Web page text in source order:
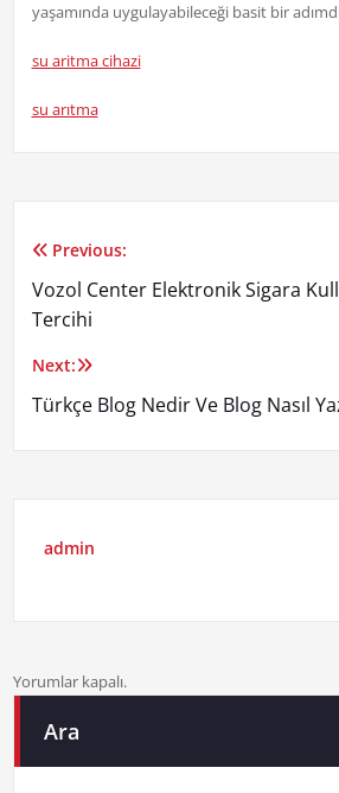
yaşamında uygulayabileceği basit bir
su aritma cihazi
su arıtma
Yazı
gezinmesi
Previous:
Vozol Center Elektronik Sigara
Tercihi
Next:
Türkçe Blog Nedir Ve Blog Nasıl
admin
Yorumlar kapalı.
Ara